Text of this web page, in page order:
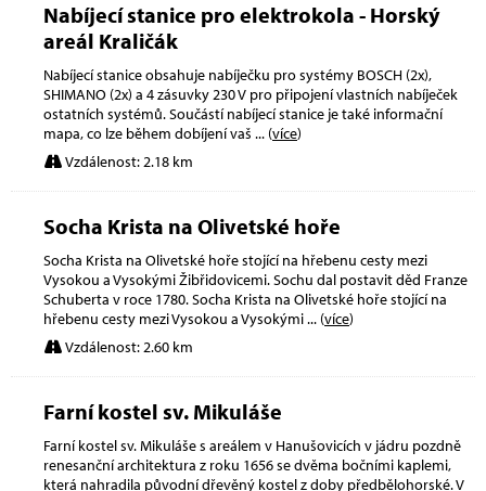
Nabíjecí stanice pro elektrokola - Horský
areál Kraličák
Nabíjecí stanice obsahuje nabíječku pro systémy BOSCH (2x),
SHIMANO (2x) a 4 zásuvky 230 V pro připojení vlastních nabíječek
ostatních systémů. Součástí nabíjecí stanice je také informační
mapa, co lze během dobíjení vaš ... (více)
Vzdálenost: 2.18 km
Socha Krista na Olivetské hoře
Socha Krista na Olivetské hoře stojící na hřebenu cesty mezi
Vysokou a Vysokými Žibřidovicemi. Sochu dal postavit děd Franze
Schuberta v roce 1780. Socha Krista na Olivetské hoře stojící na
hřebenu cesty mezi Vysokou a Vysokými... (více)
Vzdálenost: 2.60 km
Farní kostel sv. Mikuláše
Farní kostel sv. Mikuláše s areálem v Hanušovicích v jádru pozdně
renesanční architektura z roku 1656 se dvěma bočními kaplemi,
která nahradila původní dřevěný kostel z doby předbělohorské. V